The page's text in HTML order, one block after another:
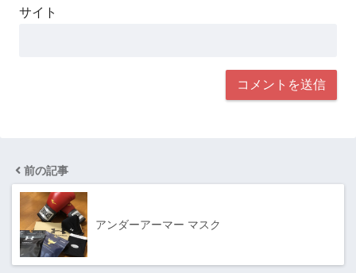
サイト
前の記事
アンダーアーマー マスク